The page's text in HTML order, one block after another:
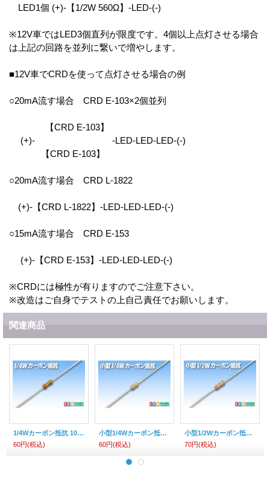
LED1個 (+)-【1/2W 560Ω】-LED-(-)
※12V車ではLED3個直列が限度です。4個以上点灯させる場合
は上記の回路を並列に繋いで増やします。
■12V車でCRDを使って点灯させる場合の例
○20mA流す場合 CRD E-103×2個並列
【CRD E-103】
(+)- -LED-LED-LED-(-)
【CRD E-103】
○20mA流す場合 CRD L-1822
(+)-【CRD L-1822】-LED-LED-LED-(-)
○15mA流す場合 CRD E-153
(+)-【CRD E-153】-LED-LED-LED-(-)
※CRDには極性が有りますのでご注意下さい。
※改造はご自身でテストの上自己責任でお願いします。
関連商品
1/4Wカーボン抵抗 10本セット
60円(税込)
小型1/4Wカーボン抵抗 10本セット
60円(税込)
小型1/2Wカーボン抵抗 10本セット
70円(税込)